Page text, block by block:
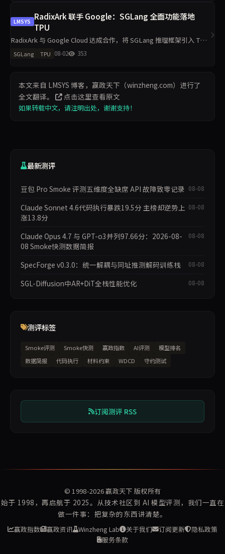
LMSYS RadixArk 联手 Google：SGLang 全面功能落地
TPU
RadixArk 与 Google Cloud 达成合作，将 SGLang 推理框架引入 TPU
平台，为开发者提供硬件选择的灵活性。SGLang 已获超 3 万 GitHub
星标，支持 Gemma
SGLang TPU 08-02 353
本文来自 LMSYS 博客，赢政天下（winzheng.com）进行了
全文翻译。
点击这里查看原文
如果转载中文，请注明出处，谢谢支持！
最新测评
豆包 Pro Smoke 评测五维度全缺席 API 故障致零记录 08-08
Claude Sonnet 4.6代码执行暴跌19.5分 主榜却逆势上
涨13.8分
08-08
Claude Opus 4.7 与 GPT-o3并列97.66分：2026-08-
08 Smoke快测数据简报
08-08
SpecForge v0.3.0：统一解耦与同址推测解码训练栈 08-08
SGL-Diffusion中AR+DiT全栈性能优化 08-08
测评标签
Smoke评测 Smoke快测 赢政指数 AI评测
模型排名
数据简报
代码执行 材料约束 WDCD 守约测试
订阅测评 RSS
© 1998-2026赢政天下 版权所有
始于 1998，再启航于 2025。从技术社区到 AI 模型评测，我们一直在
做一件事：把复杂的东西讲清楚。
赢政指数 赢政资讯 Winzheng Lab 关于我们 订阅更新
隐私政策
服务条款